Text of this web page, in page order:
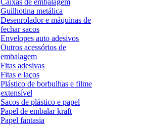
Caixas de embalagem
Guilhotina metálica
Desenrolador e máquinas de
fechar sacos
Envelopes auto adesivos
Outros acessórios de
embalagem
Fitas adesivas
Fitas e laços
Plástico de borbulhas e filme
extensível
Sacos de plástico e papel
Papel de embalar kraft
Papel fantasia